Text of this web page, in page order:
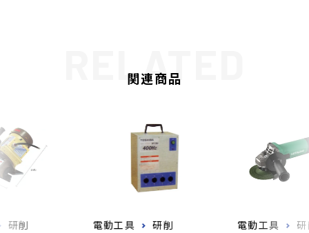
関連商品
研削 電動工具
研削
電動工具